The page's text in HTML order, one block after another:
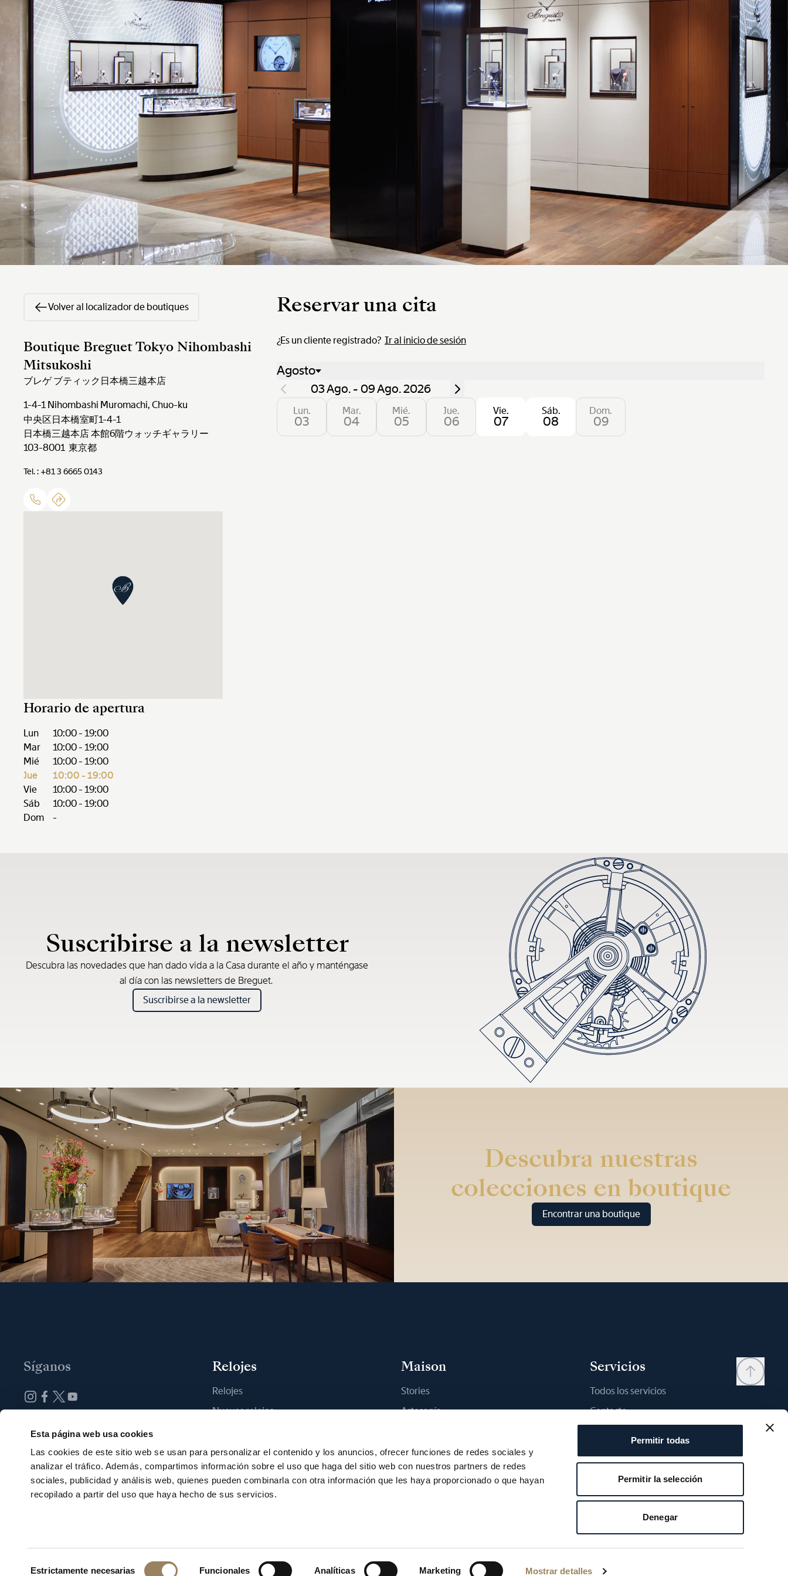
Esta página web usa cookies
Las cookies de este sitio web se usan para personalizar el contenido y los anuncios, ofrecer funciones de redes sociales y
analizar el tráfico. Además, compartimos información sobre el uso que haga del sitio web con nuestros partners de redes
sociales, publicidad y análisis web, quienes pueden combinarla con otra información que les haya proporcionado o que hayan
recopilado a partir del uso que haya hecho de sus servicios.
Estrictamente necesarias Funcionales Analíticas Marketing Mostrar detalles
Permitir todas
Permitir la selección
Denegar
Volver al localizador de boutiques
Boutique Breguet Tokyo Nihombashi
Mitsukoshi
ブレゲ ブティック日本橋三越本店
1-4-1 Nihombashi Muromachi, Chuo-ku
中央区日本橋室町1-4-1
日本橋三越本店 本館6階ウォッチギャラリー
103-8001 東京都
Tel. : +81 3 6665 0143
Horario de apertura
Lun
10:00 - 19:00
Mar
10:00 - 19:00
Mié
10:00 - 19:00
Jue
10:00 - 19:00
Vie
10:00 - 19:00
Sáb
10:00 - 19:00
Dom
-
Reservar una cita
¿Es un cliente registrado? Ir al inicio de sesión
Agosto
03 Ago. - 09 Ago. 2026
Lun.
03
Mar.
04
Mié.
05
Jue.
06
Vie.
07
Sáb.
08
Dom.
09
Suscribirse a la newsletter
Descubra las novedades que han dado vida a la Casa durante el año y manténgase
al día con las newsletters de Breguet.
Suscribirse a la newsletter
Descubra nuestras
colecciones en boutique
Encontrar una boutique
Síganos Relojes
Relojes
Nuevos relojes
Maison
Stories
Artesanía
Sostenibilidad
Empleo
Servicios
Todos los servicios
Contacto
Español Términos de usoAviso de privacidadPrograma VDPAccesibilidadAviso sobre cookies
Configuración de cookies
Derechos de autor Breguet - 2026